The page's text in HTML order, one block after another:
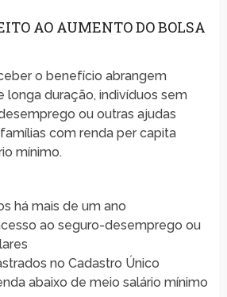
AO AUMENTO DO BOLSA
o benefício abrangem
longa duração, indivíduos sem
ou outras ajudas
com renda per capita
mínimo.
há mais de um ano
ao seguro-desemprego ou
no Cadastro Único
abaixo de meio salário mínimo